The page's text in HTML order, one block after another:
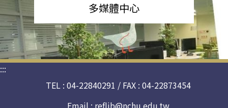
多媒體中心
:::
TEL : 04-22840291 / FAX : 04-22873454